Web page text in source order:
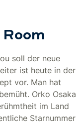
soll der neue
ist heute in der
vor. Man hat
Orko Osaka
im Land
Starnummer